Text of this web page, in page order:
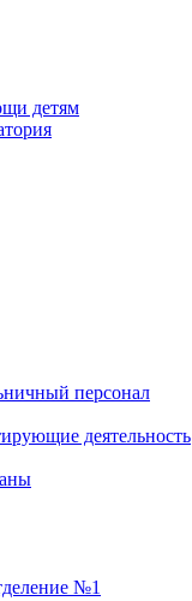
детям
персонал
деятельность
№1